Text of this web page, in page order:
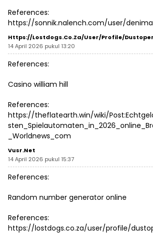
References:
https://sonnik.nalench.com/user/
Https://lostdogs.co.za/user/profile/
14 April 2026 pukul 13:20
References:
Casino william hill
References:
https://theflatearth.win/wiki/
_Worldnews_com
Vusr.net
14 April 2026 pukul 15:37
References:
Random number generator online
References:
https://lostdogs.co.za/user/profile/